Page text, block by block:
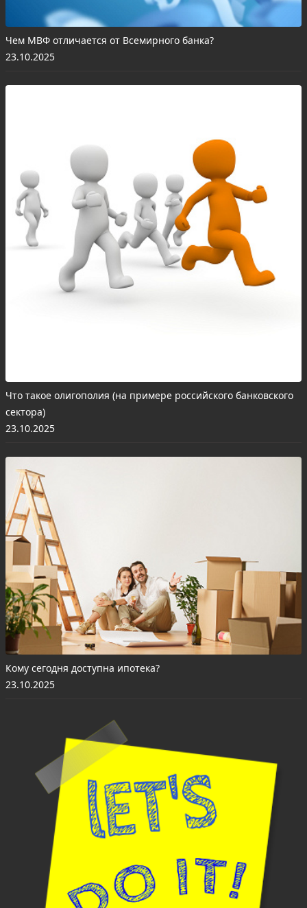
Чем МВФ отличается от Всемирного банка?
23.10.2025
Что такое олигополия (на примере российского банковского
сектора)
23.10.2025
Кому сегодня доступна ипотека?
23.10.2025